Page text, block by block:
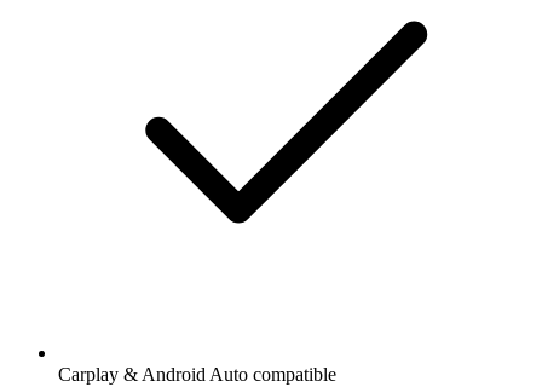
Carplay & Android Auto compatible